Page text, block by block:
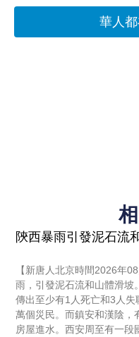
陝西暴雨引發泥石流
【新唐人北京時間2026年
雨，引發泥石流和山體滑坡
傳出至少有1人死亡和3人
萬個災民。而鎮安和漢陰，
房屋進水。西安周至有一